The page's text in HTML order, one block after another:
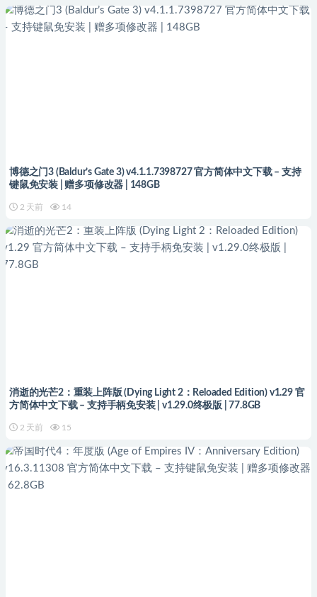
博德之门3 (Baldur’s Gate 3) v4.1.1.7398727 官方简体中文下载 – 支持
键鼠免安装 | 赠多项修改器 | 148GB
2 天前 14
消逝的光芒2：重装上阵版 (Dying Light 2：Reloaded Edition) v1.29 官
方简体中文下载 – 支持手柄免安装 | v1.29.0终极版 | 77.8GB
2 天前 15